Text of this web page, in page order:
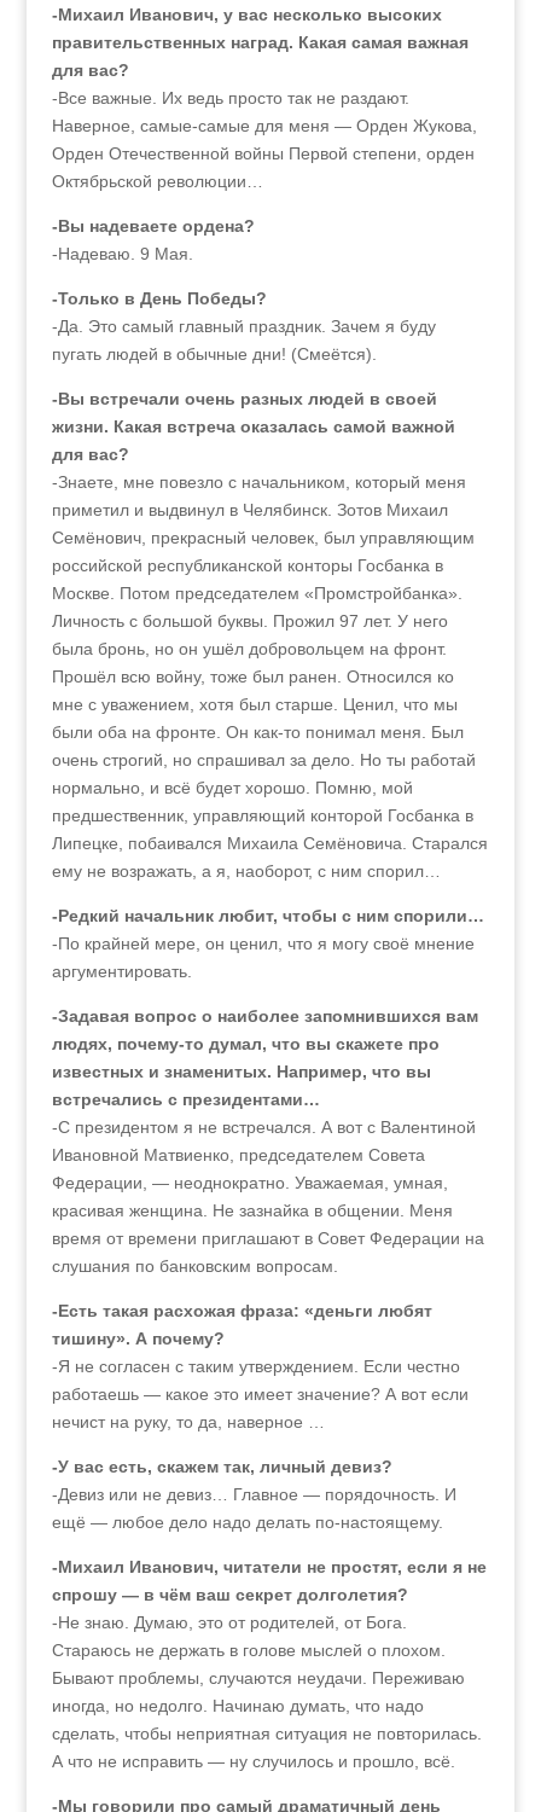
-Михаил Иванович, у вас несколько высоких
правительственных наград. Какая самая важная
для вас?
-Все важные. Их ведь просто так не раздают.
Наверное, самые-самые для меня — Орден Жукова,
Орден Отечественной войны Первой степени, орден
Октябрьской революции…
-Вы надеваете ордена?
-Надеваю. 9 Мая.
-Только в День Победы?
-Да. Это самый главный праздник. Зачем я буду
пугать людей в обычные дни! (Смеётся).
-Вы встречали очень разных людей в своей
жизни. Какая встреча оказалась самой важной
для вас?
-Знаете, мне повезло с начальником, который меня
приметил и выдвинул в Челябинск. Зотов Михаил
Семёнович, прекрасный человек, был управляющим
российской республиканской конторы Госбанка в
Москве. Потом председателем «Промстройбанка».
Личность с большой буквы. Прожил 97 лет. У него
была бронь, но он ушёл добровольцем на фронт.
Прошёл всю войну, тоже был ранен. Относился ко
мне с уважением, хотя был старше. Ценил, что мы
были оба на фронте. Он как-то понимал меня. Был
очень строгий, но спрашивал за дело. Но ты работай
нормально, и всё будет хорошо. Помню, мой
предшественник, управляющий конторой Госбанка в
Липецке, побаивался Михаила Семёновича. Старался
ему не возражать, а я, наоборот, с ним спорил…
-Редкий начальник любит, чтобы с ним спорили…
-По крайней мере, он ценил, что я могу своё мнение
аргументировать.
-Задавая вопрос о наиболее запомнившихся вам
людях, почему-то думал, что вы скажете про
известных и знаменитых. Например, что вы
встречались с президентами…
-С президентом я не встречался. А вот с Валентиной
Ивановной Матвиенко, председателем Совета
Федерации, — неоднократно. Уважаемая, умная,
красивая женщина. Не зазнайка в общении. Меня
время от времени приглашают в Совет Федерации на
слушания по банковским вопросам.
-Есть такая расхожая фраза: «деньги любят
тишину». А почему?
-Я не согласен с таким утверждением. Если честно
работаешь — какое это имеет значение? А вот если
нечист на руку, то да, наверное …
-У вас есть, скажем так, личный девиз?
-Девиз или не девиз… Главное — порядочность. И
ещё — любое дело надо делать по-настоящему.
-Михаил Иванович, читатели не простят, если я не
спрошу — в чём ваш секрет долголетия?
-Не знаю. Думаю, это от родителей, от Бога.
Стараюсь не держать в голове мыслей о плохом.
Бывают проблемы, случаются неудачи. Переживаю
иногда, но недолго. Начинаю думать, что надо
сделать, чтобы неприятная ситуация не повторилась.
А что не исправить — ну случилось и прошло, всё.
-Мы говорили про самый драматичный день